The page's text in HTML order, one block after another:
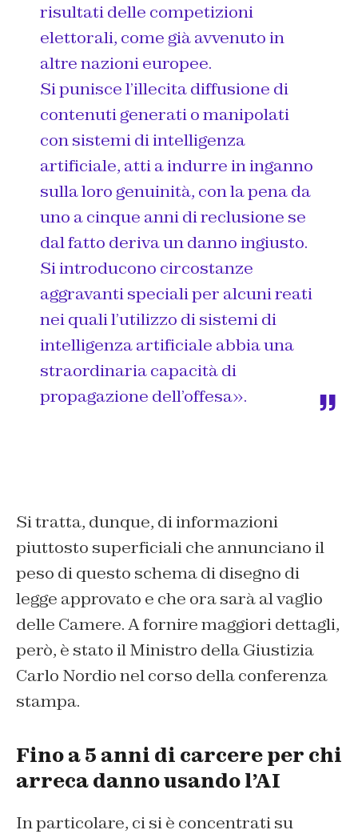
risultati delle competizioni
elettorali, come già avvenuto in
altre nazioni europee.
Si punisce l’illecita diffusione di
contenuti generati o manipolati
con sistemi di intelligenza
artificiale, atti a indurre in inganno
sulla loro genuinità, con la pena da
uno a cinque anni di reclusione se
dal fatto deriva un danno ingiusto.
Si introducono circostanze
aggravanti speciali per alcuni reati
nei quali l’utilizzo di sistemi di
intelligenza artificiale abbia una
straordinaria capacità di
propagazione dell’offesa».
Si tratta, dunque, di informazioni
piuttosto superficiali che annunciano il
peso di questo schema di disegno di
legge approvato e che ora sarà al vaglio
delle Camere. A fornire maggiori dettagli,
però, è stato il Ministro della Giustizia
Carlo Nordio nel corso della conferenza
stampa.
Fino a 5 anni di carcere per chi
arreca danno usando l’AI
In particolare, ci si è concentrati su